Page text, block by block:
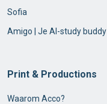
Sofia
Amigo | Je AI-study buddy
Print & Productions
Waarom Acco?